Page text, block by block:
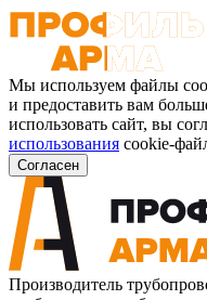
Мы используем файлы
и предоставить вам
использовать сайт, вы
использования cookie-
Согласен
Производитель